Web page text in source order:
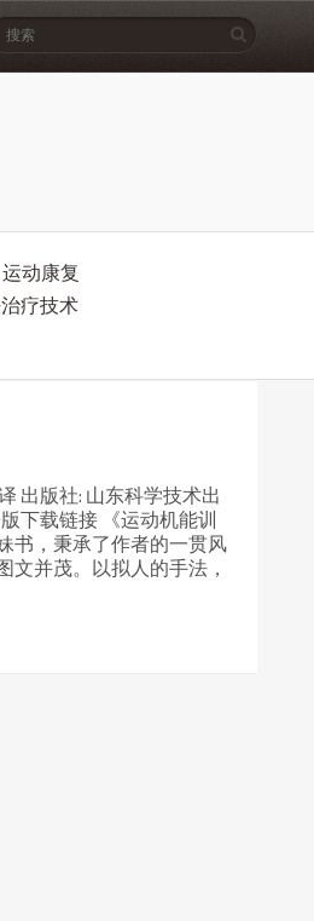
动康复
疗技术
出版社: 山东科学技术出
下载链接 《运动机能训
书，秉承了作者的一贯风
并茂。以拟人的手法，